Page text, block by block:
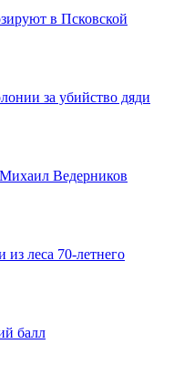
в Псковской
за убийство дяди
Ведерников
из леса 70-летнего
балл